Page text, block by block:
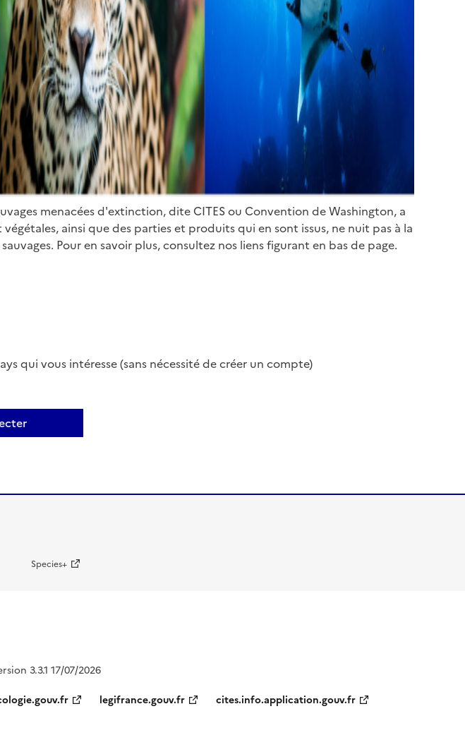
menacées d'extinction, dite CITES ou Convention de Washington, a
ainsi que des parties et produits qui en sont issus, ne nuit pas à la
Pour en savoir plus, consultez nos liens figurant en bas de page.
qui vous intéresse (sans nécessité de créer un compte)
Species+
3.3.1 17/07/2026
legifrance.gouv.fr cites.info.application.gouv.fr